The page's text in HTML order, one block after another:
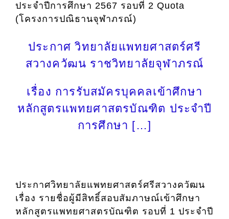
ประจำปีการศึกษา 2567 รอบที่ 2 Quota
(โครงการปณิธานจุฬาภรณ์)
ประกาศ วิทยาลัยแพทยศาสตร์ศรี
สวางควัฒน ราชวิทยาลัยจุฬาภรณ์
เรื่อง การรับสมัครบุคคลเข้าศึกษา
หลักสูตรแพทยศาสตรบัณฑิต ประจำปี
การศึกษา […]
ประกาศวิทยาลัยแพทยศาสตร์ศรีสวางควัฒน
เรื่อง รายชื่อผู้มีสิทธิ์สอบสัมภาษณ์เข้าศึกษา
หลักสูตรแพทยศาสตรบัณฑิต รอบที่ 1 ประจำปี